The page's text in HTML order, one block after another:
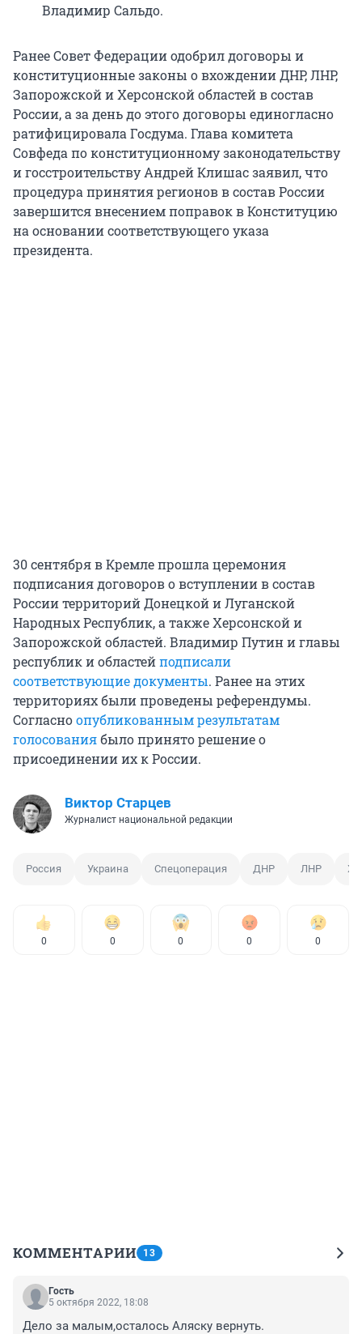
Владимир Сальдо.
Ранее Совет Федерации одобрил договоры и
конституционные законы о вхождении ДНР, ЛНР,
Запорожской и Херсонской областей в состав
России, а за день до этого договоры единогласно
ратифицировала Госдума. Глава комитета
Совфеда по конституционному законодательству
и госстроительству Андрей Клишас заявил, что
процедура принятия регионов в состав России
завершится внесением поправок в Конституцию
на основании соответствующего указа
президента.
30 сентября в Кремле прошла церемония
подписания договоров о вступлении в состав
России территорий Донецкой и Луганской
Народных Республик, а также Херсонской и
Запорожской областей. Владимир Путин и главы
республик и областейподписали
соответствующие документы. Ранее на этих
территориях были проведены референдумы.
Согласноопубликованным результатам
голосованиябыло принято решение о
присоединении их к России.
Виктор Старцев
Журналист национальной редакции
Россия Украина Спецоперация ДНР ЛНР
0 0 0 0 0
КОММЕНТАРИИ 13
Гость
5 октября 2022, 18:08
Дело за малым,осталось Аляску вернуть.